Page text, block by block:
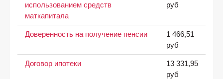
использованием средств
маткапитала
руб
Доверенность на получение пенсии
1 466,51
руб
Договор ипотеки
13 331,95
руб